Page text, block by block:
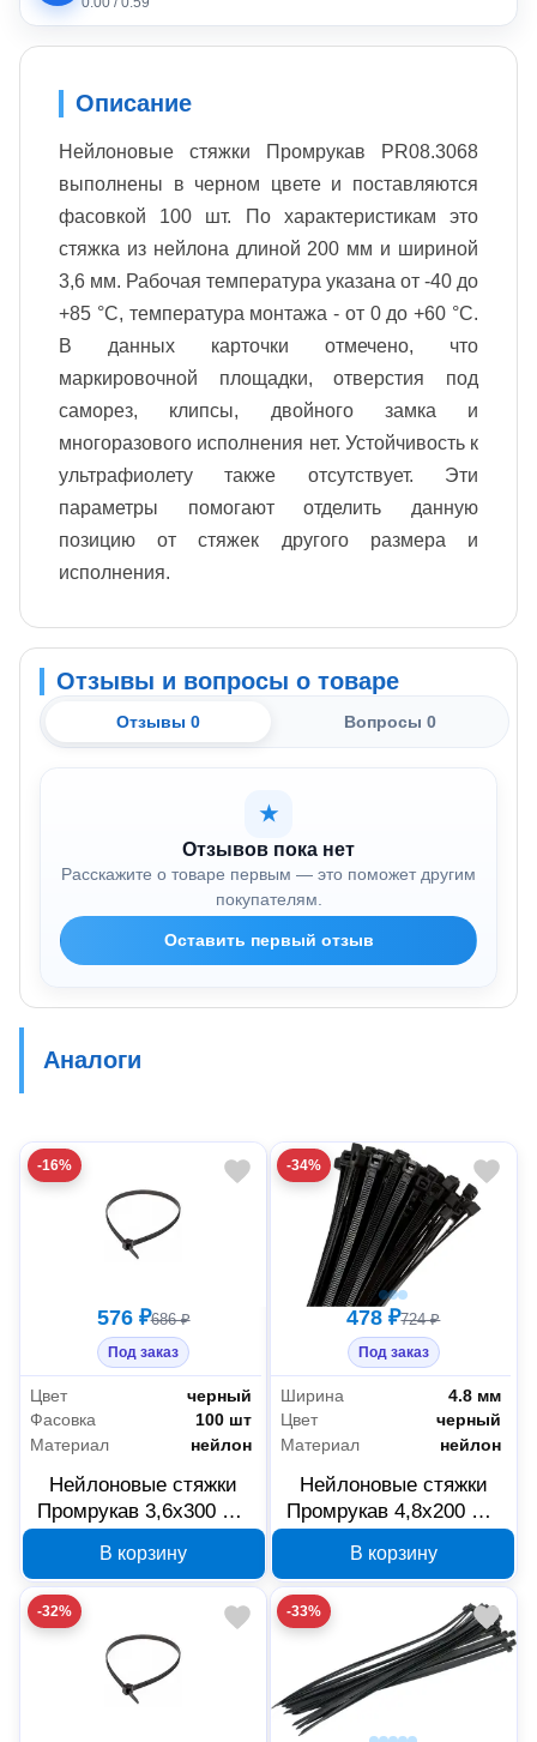
Описание
Нейлоновые стяжки Промрукав PR08.3068
выполнены в черном цвете и поставляются
фасовкой 100 шт. По характеристикам это
стяжка из нейлона длиной 200 мм и шириной
3,6 мм. Рабочая температура указана от -40 до
+85 °С, температура монтажа - от 0 до +60 °С.
В данных карточки отмечено, что
маркировочной площадки, отверстия под
саморез, клипсы, двойного замка и
многоразового исполнения нет. Устойчивость к
ультрафиолету также отсутствует. Эти
параметры помогают отделить данную
позицию от стяжек другого размера и
исполнения.
Отзывы и вопросы о товаре
Отзывы 0 Вопросы 0
★
Отзывов пока нет
Расскажите о товаре первым — это поможет другим
покупателям.
Оставить первый отзыв
Аналоги
-16%
576 ₽686 ₽
Под заказ
Цвет
черный
Фасовка
100 шт
Материал
нейлон
Нейлоновые стяжки
Промрукав 3,6х300 мм
PR08.3070
В корзину
-34%
478 ₽724 ₽
Под заказ
Ширина
4.8 мм
Цвет
черный
Материал
нейлон
Нейлоновые стяжки
Промрукав 4,8х200 мм
PR08.3075
В корзину
-32% -33%